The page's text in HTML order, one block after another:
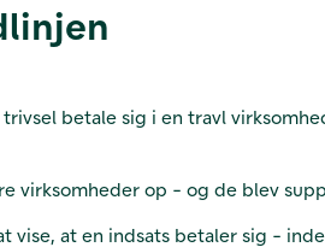
betale sig i en travl
virksomheder op - og de blev
at en indsats betaler sig -